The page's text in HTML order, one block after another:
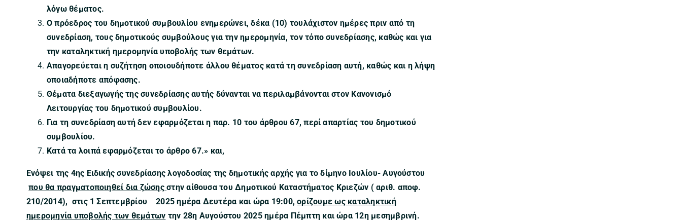
λόγω θέματος.
Ο πρόεδρος του δημοτικού συμβουλίου ενημερώνει, δέκα (10) τουλάχιστον ημέρες πριν από τη
συνεδρίαση, τους δημοτικούς συμβούλους για την ημερομηνία, τον τόπο συνεδρίασης, καθώς και για
την καταληκτική ημερομηνία υποβολής των θεμάτων.
Απαγορεύεται η συζήτηση οποιουδήποτε άλλου θέματος κατά τη συνεδρίαση αυτή, καθώς και η λήψη
οποιαδήποτε απόφασης.
Θέματα διεξαγωγής της συνεδρίασης αυτής δύνανται να περιλαμβάνονται στον Κανονισμό
Λειτουργίας του δημοτικού συμβουλίου.
Για τη συνεδρίαση αυτή δεν εφαρμόζεται η παρ. 10 του άρθρου 67, περί απαρτίας του δημοτικού
συμβουλίου.
Κατά τα λοιπά εφαρμόζεται το άρθρο 67.» και,
Ενόψει της 4ης Ειδικής συνεδρίασης λογοδοσίας της δημοτικής αρχής για το δίμηνο Ιουλίου- Αυγούστου
που θα πραγματοποιηθεί δια ζώσηςστην αίθουσα του Δημοτικού Καταστήματος Κριεζών ( αριθ. αποφ.
210/2014), στις 1 Σεπτεμβρίου 2025 ημέρα Δευτέρα και ώρα 19:00,ορίζουμε ως καταληκτική
ημερομηνία υποβολής των θεμάτων την 28η Αυγούστου 2025 ημέρα Πέμπτη και ώρα 12η μεσημβρινή.